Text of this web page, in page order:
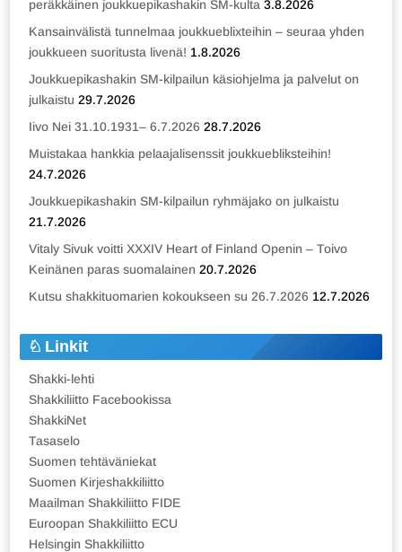
peräkkäinen joukkuepikashakin SM-kulta 3.8.2026
Kansainvälistä tunnelmaa joukkueblixteihin – seuraa yhden
joukkueen suoritusta livenä! 1.8.2026
Joukkuepikashakin SM-kilpailun käsiohjelma ja palvelut on
julkaistu 29.7.2026
Iivo Nei 31.10.1931– 6.7.2026 28.7.2026
Muistakaa hankkia pelaajalisenssit joukkuebliksteihin!
24.7.2026
Joukkuepikashakin SM-kilpailun ryhmäjako on julkaistu
21.7.2026
Vitaly Sivuk voitti XXXIV Heart of Finland Openin – Toivo
Keinänen paras suomalainen 20.7.2026
Kutsu shakkituomarien kokoukseen su 26.7.2026 12.7.2026
Linkit
Shakki-lehti
Shakkiliitto Facebookissa
ShakkiNet
Tasaselo
Suomen tehtäväniekat
Suomen Kirjeshakkiliitto
Maailman Shakkiliitto FIDE
Euroopan Shakkiliitto ECU
Helsingin Shakkiliitto